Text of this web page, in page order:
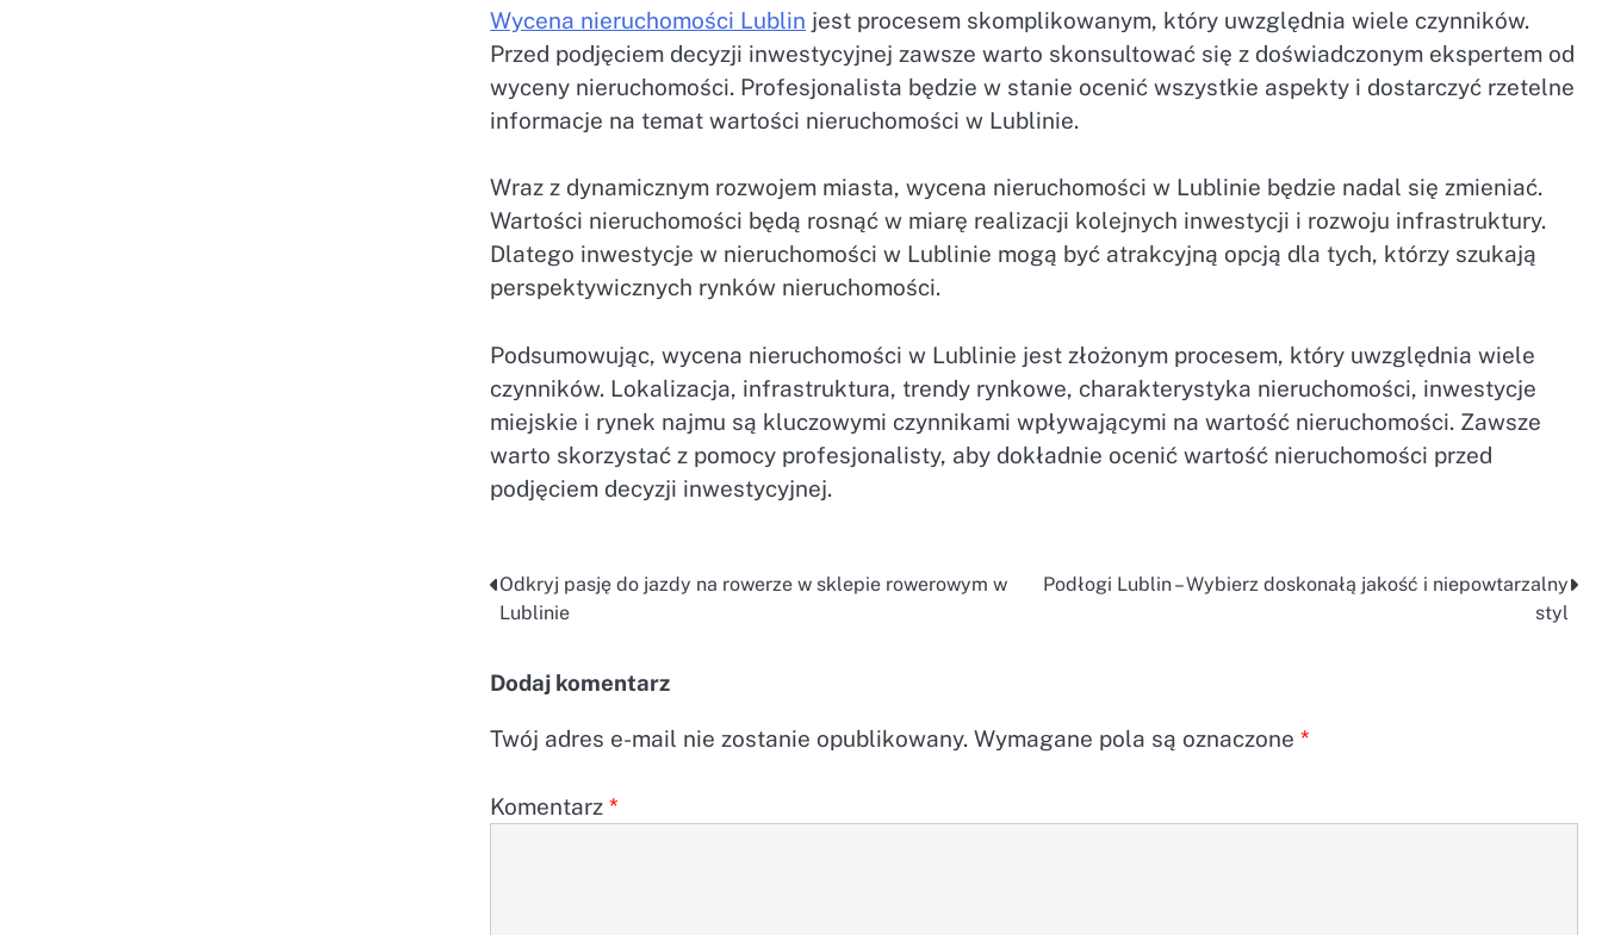
Wycena nieruchomości Lublin jest procesem skomplikowanym, który uwzględnia wiele czynników.
Przed podjęciem decyzji inwestycyjnej zawsze warto skonsultować się z doświadczonym ekspertem od
wyceny nieruchomości. Profesjonalista będzie w stanie ocenić wszystkie aspekty i dostarczyć rzetelne
informacje na temat wartości nieruchomości w Lublinie.
Wraz z dynamicznym rozwojem miasta, wycena nieruchomości w Lublinie będzie nadal się zmieniać.
Wartości nieruchomości będą rosnąć w miarę realizacji kolejnych inwestycji i rozwoju infrastruktury.
Dlatego inwestycje w nieruchomości w Lublinie mogą być atrakcyjną opcją dla tych, którzy szukają
perspektywicznych rynków nieruchomości.
Podsumowując, wycena nieruchomości w Lublinie jest złożonym procesem, który uwzględnia wiele
czynników. Lokalizacja, infrastruktura, trendy rynkowe, charakterystyka nieruchomości, inwestycje
miejskie i rynek najmu są kluczowymi czynnikami wpływającymi na wartość nieruchomości. Zawsze
warto skorzystać z pomocy profesjonalisty, aby dokładnie ocenić wartość nieruchomości przed
podjęciem decyzji inwestycyjnej.
Nawigacja
Odkryj pasję do jazdy na rowerze w sklepie rowerowym w
Lublinie
Podłogi Lublin – Wybierz doskonałą jakość i niepowtarzalny
styl
Dodaj komentarz
Twój adres e-mail nie zostanie opublikowany. Wymagane pola są oznaczone*
Komentarz*